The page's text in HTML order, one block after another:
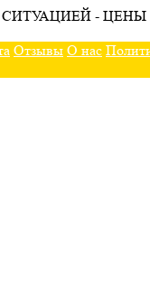
-
Отзывы О нас